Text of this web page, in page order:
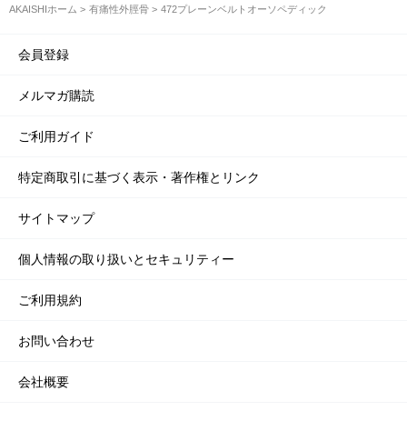
AKAISHIホーム 有痛性外脛骨 472プレーンベルトオーソペディック
会員登録
メルマガ購読
ご利用ガイド
特定商取引に基づく表示・著作権とリンク
サイトマップ
個人情報の取り扱いとセキュリティー
ご利用規約
お問い合わせ
会社概要